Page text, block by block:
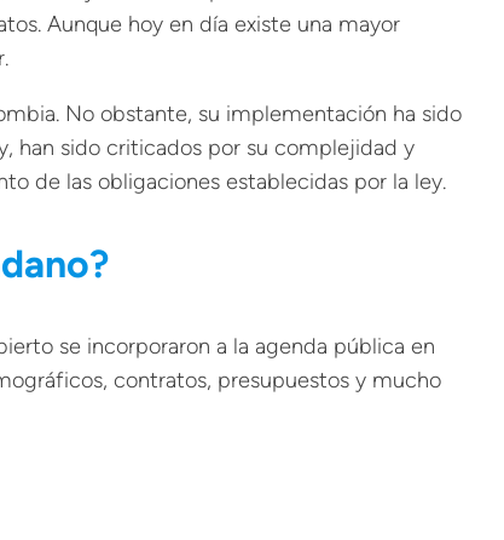
Aunque hoy en día existe una mayor
No obstante, su implementación ha sido
han sido criticados por su complejidad y
de las obligaciones establecidas por la ley.
se incorporaron a la agenda pública en
contratos, presupuestos y mucho